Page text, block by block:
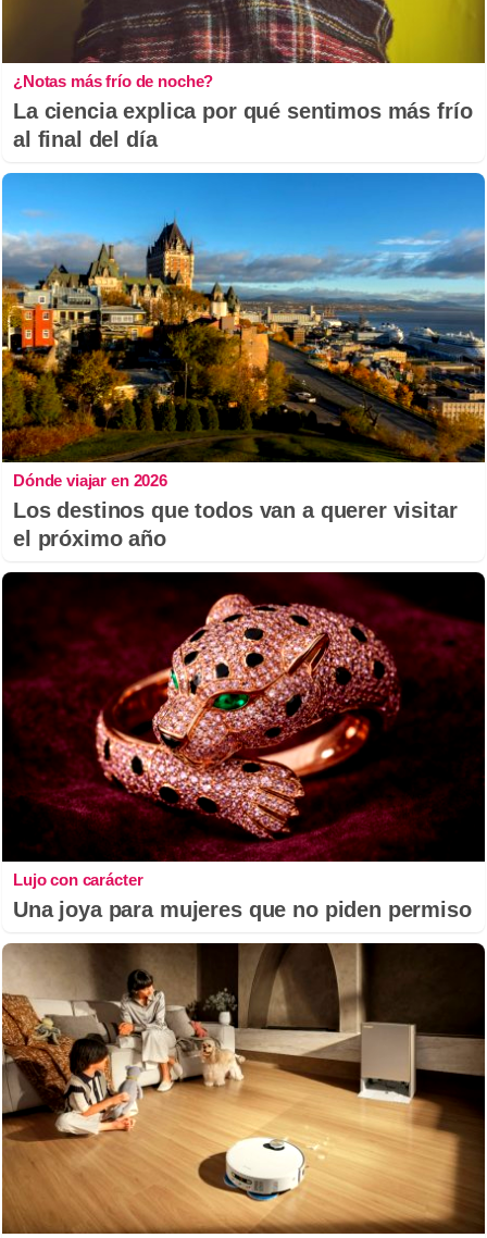
¿Notas más frío de noche?
La ciencia explica por qué sentimos más frío
al final del día
Dónde viajar en 2026
Los destinos que todos van a querer visitar
el próximo año
Lujo con carácter
Una joya para mujeres que no piden permiso